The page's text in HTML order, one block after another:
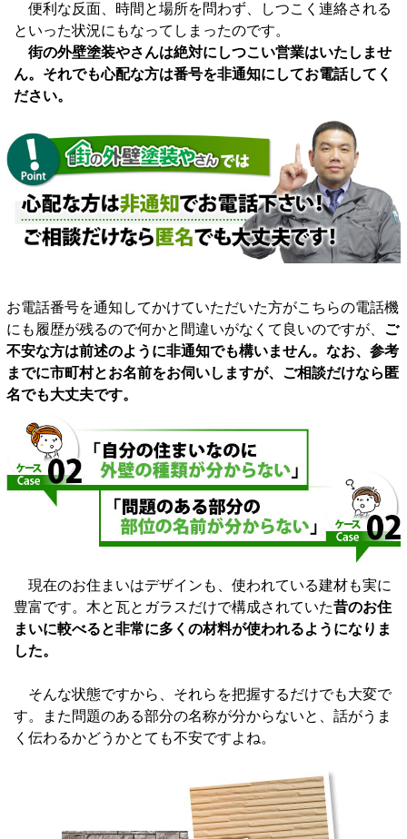
便利な反面、時間と場所を問わず、しつこく連絡される
といった状況にもなってしまったのです。
街の外壁塗装やさんは絶対にしつこい営業はいたしませ
ん。それでも心配な方は番号を非通知にしてお電話してく
ださい。
お電話番号を通知してかけていただいた方がこちらの電話機
にも履歴が残るので何かと間違いがなくて良いのですが、 ご
不安な方は前述のように非通知でも構いません。なお、参考
までに市町村とお名前をお伺いしますが、ご相談だけなら匿
名でも大丈夫です。
現在のお住まいはデザインも、使われている建材も実に
豊富です。木と瓦とガラスだけで構成されていた昔のお住
まいに較べると非常に多くの材料が使われるようになりま
した。
そんな状態ですから、それらを把握するだけでも大変で
す。また問題のある部分の名称が分からないと、話がうま
く伝わるかどうかとても不安ですよね。